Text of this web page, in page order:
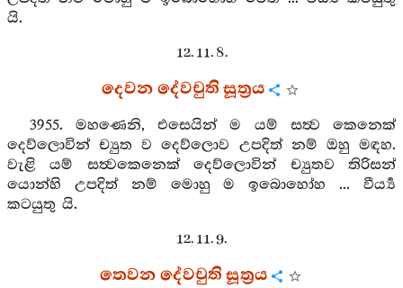
යි.
12. 11. 8.
දෙවන දේවචුති සූත්‍රය
3955. මහණෙනි, එසෙයින් ම යම් සත්‍ව කෙනෙක්
දෙව්ලොවින් ච්‍යුත ව දෙව්ලොව උපදිත් නම් ඔහු මඳහ.
වැළි යම් සත්‍වකෙනෙක් දෙව්ලොවින් ච්‍යුතව තිරිසන්
යොන්හි උපදිත් නම් මොහු ම ඉබොහෝහ ... වීර්‍ය්‍ය
කටයුතු යි.
12. 11. 9.
තෙවන දේවචුති සූත්‍රය